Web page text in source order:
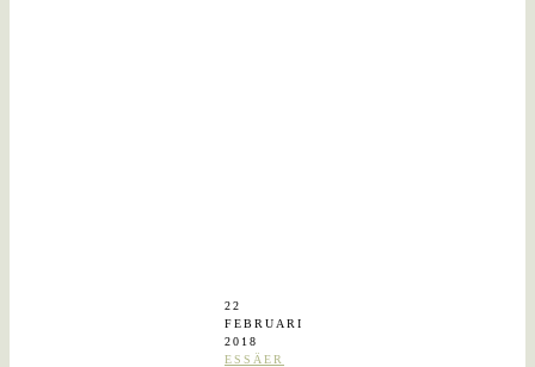
22
FEBRUARI
2018
ESSÄER